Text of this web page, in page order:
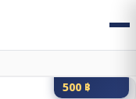
มัดจำ 20%
500 ฿